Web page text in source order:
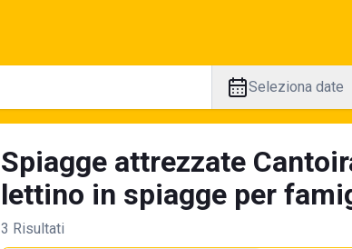
Seleziona date
Spiagge attrezzate
lettino in spiagge per
3 Risultati